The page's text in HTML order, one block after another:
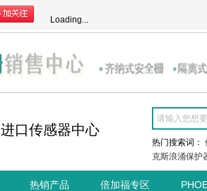
Loading...
进口传感器中心
热门搜索词：
克斯浪涌保护
热销产品 倍加福专区